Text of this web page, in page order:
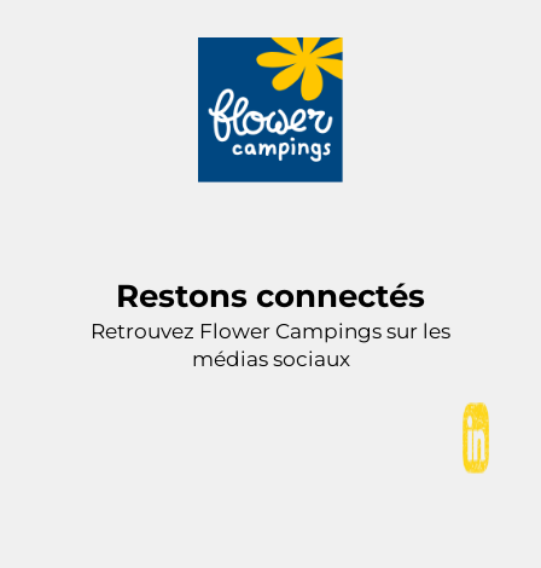
Restons connectés
Retrouvez Flower Campings sur les
médias sociaux